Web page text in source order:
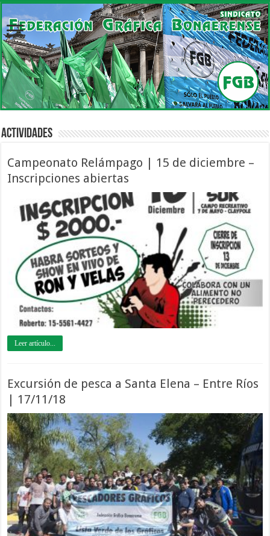
Actividades
Campeonato Relámpago | 15 de diciembre –
Inscripciones abiertas
Leer artículo...
Excursión de pesca a Santa Elena – Entre Ríos
| 17/11/18